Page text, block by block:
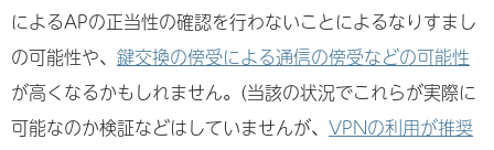
によるAPの正当性の確認を行わないことによるなりすまし
の可能性や、 鍵交換の傍受による通信の傍受などの可能性
が高くなるかもしれません。(当該の状況でこれらが実際に
可能なのか検証などはしていませんが、 VPNの利用が推奨